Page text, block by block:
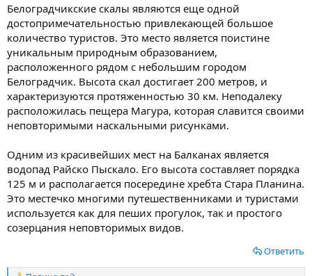
Белоградчикские скалы являются еще одной
достопримечательностью привлекающей большое
количество туристов. Это место является поистине
уникальным природным образованием,
расположенного рядом с небольшим городом
Белоградчик. Высота скал достигает 200 метров, и
характеризуются протяженностью 30 км. Неподалеку
расположилась пещера Магура, которая славится своими
неповторимыми наскальными рисунками.
Одним из красивейших мест на Балканах является
водопад Райско Пыскало. Его высота составляет порядка
125 м и располагается посередине хребта Стара Планина.
Это местечко многими путешественниками и туристами
используется как для пеших прогулок, так и простого
созерцания неповторимых видов.
Ответить